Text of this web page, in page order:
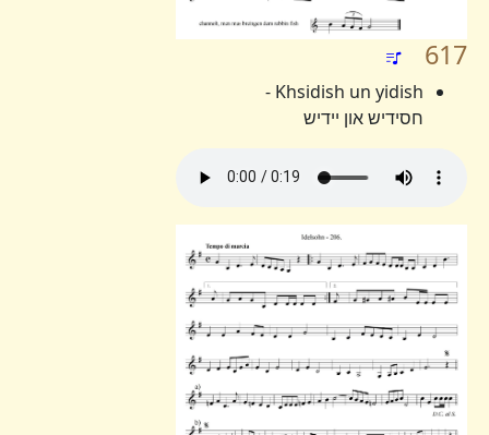
617
Khsidish un yidish -
חסידיש און יידיש